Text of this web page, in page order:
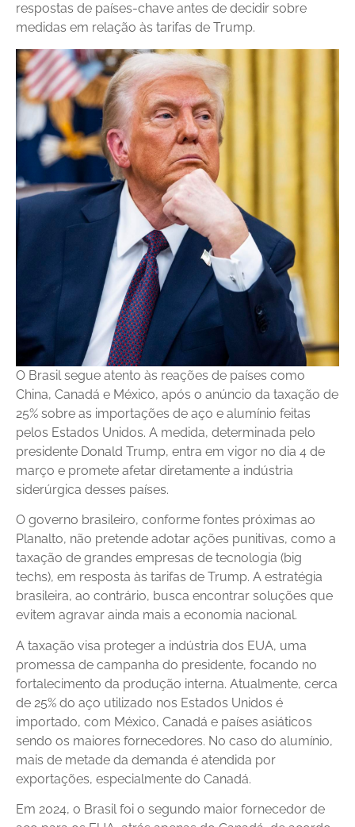
respostas de países-chave antes de decidir sobre
medidas em relação às tarifas de Trump.
O Brasil segue atento às reações de países como
China, Canadá e México, após o anúncio da taxação de
25% sobre as importações de aço e alumínio feitas
pelos Estados Unidos. A medida, determinada pelo
presidente Donald Trump, entra em vigor no dia 4 de
março e promete afetar diretamente a indústria
siderúrgica desses países.
O governo brasileiro, conforme fontes próximas ao
Planalto, não pretende adotar ações punitivas, como a
taxação de grandes empresas de tecnologia (big
techs), em resposta às tarifas de Trump. A estratégia
brasileira, ao contrário, busca encontrar soluções que
evitem agravar ainda mais a economia nacional.
A taxação visa proteger a indústria dos EUA, uma
promessa de campanha do presidente, focando no
fortalecimento da produção interna. Atualmente, cerca
de 25% do aço utilizado nos Estados Unidos é
importado, com México, Canadá e países asiáticos
sendo os maiores fornecedores. No caso do alumínio,
mais de metade da demanda é atendida por
exportações, especialmente do Canadá.
Em 2024, o Brasil foi o segundo maior fornecedor de